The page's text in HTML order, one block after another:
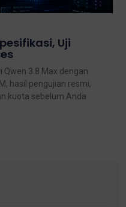
Uji
Qwen 3.8 Max dengan
hasil pengujian resmi,
kuota sebelum Anda